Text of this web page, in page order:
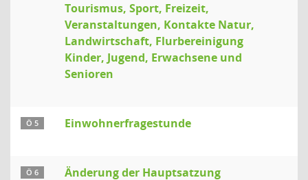
Tourismus, Sport, Freizeit,
Veranstaltungen, Kontakte Natur,
Landwirtschaft, Flurbereinigung
Kinder, Jugend, Erwachsene und
Senioren
Ö 5 Einwohnerfragestunde
Ö 6 Änderung der Hauptsatzung